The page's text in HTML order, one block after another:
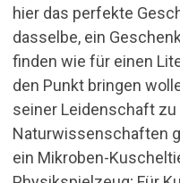
hier das perfekte
dasselbe, ein
finden wie für einen
den Punkt bringen
seiner Leidenschaft zu
Naturwissenschaften
ein Mikroben-